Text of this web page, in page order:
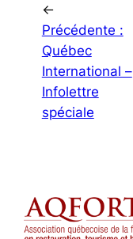
←
Précédente :
Québec
International –
Infolettre
spéciale